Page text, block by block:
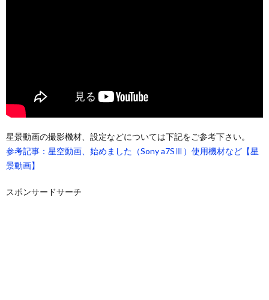
星景動画の撮影機材、設定などについては下記をご参考下さい。
参考記事：星空動画、始めました（Sony a7SⅢ）使用機材など【星
景動画】
スポンサードサーチ